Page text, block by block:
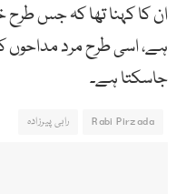
ان کا کہنا تھا کہ جس طرح
ہے، اسی طرح مرد مداحوں
جاسکتا ہے۔
Rabi Pirzada رابی پیرزادہ